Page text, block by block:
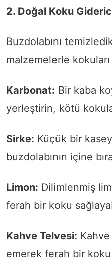
2. Doğal Koku
Buzdolabını
malzemelerle
Karbonat: Bir kaba
yerleştirin, kötü
Sirke: Küçük bir
buzdolabının içine
Limon: Dilimlenmiş
ferah bir koku
Kahve Telvesi:
emerek ferah bir koku